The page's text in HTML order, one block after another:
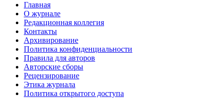
Главная
О журнале
Редакционная коллегия
Контакты
Архивирование
Политика конфиденциальности
Правила для авторов
Авторские сборы
Рецензирование
Этика журнала
Политика открытого доступа